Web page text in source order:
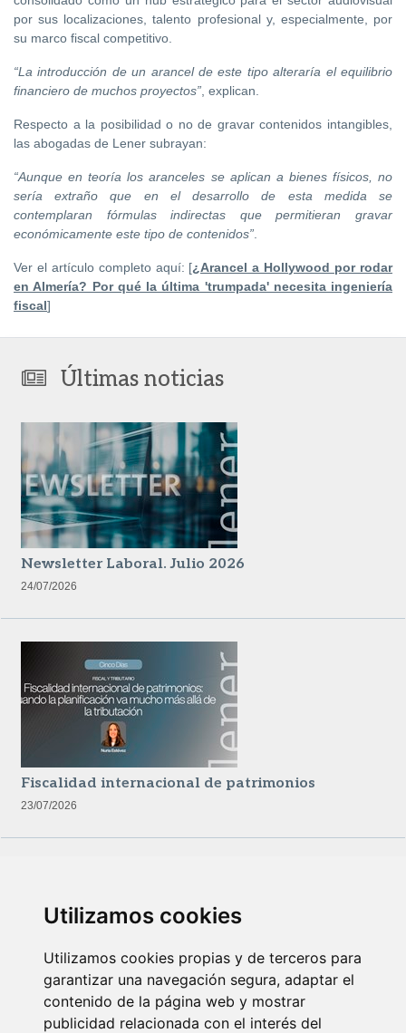
Utilizamos cookies
Utilizamos cookies propias y de terceros para
garantizar una navegación segura, adaptar el
contenido de la página web y mostrar
publicidad relacionada con el interés del
por sus localizaciones, talento profesional y, especialmente, por
su marco fiscal competitivo.
“La introducción de un arancel de este tipo alteraría el equilibrio
financiero de muchos proyectos”, explican.
Respecto a la posibilidad o no de gravar contenidos intangibles,
las abogadas de Lener subrayan:
“Aunque en teoría los aranceles se aplican a bienes físicos, no
sería extraño que en el desarrollo de esta medida se
contemplaran fórmulas indirectas que permitieran gravar
económicamente este tipo de contenidos”.
Ver el artículo completo aquí: [¿Arancel a Hollywood por rodar
en Almería? Por qué la última 'trumpada' necesita ingeniería
fiscal]
Últimas noticias
Newsletter Laboral. Julio 2026
24/07/2026
Fiscalidad internacional de patrimonios
23/07/2026
Newsletter Insolvencias y Situaciones Especiales
14/07/2026